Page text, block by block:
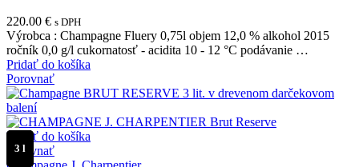
220.00 € s DPH
Výrobca : Champagne Fluery 0,75l objem 12,0 % alkohol 2015
ročník 0,0 g/l cukornatosť - acidita 10 - 12 °C podávanie …
Pridať do košíka
Porovnať
Pridať do košíka
Porovnať
3 l